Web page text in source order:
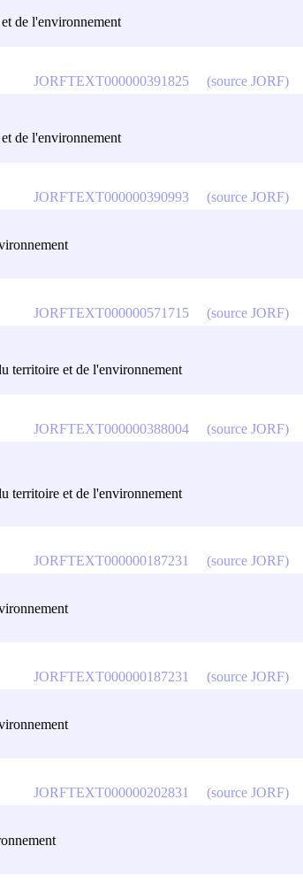
de l'environnement
de l'environnement
JORFTEXT000000391825 (source JORF)
JORFTEXT000000390993 (source JORF)
territoire et de l'environnement
JORFTEXT000000571715 (source JORF)
territoire et de l'environnement
JORFTEXT000000388004 (source JORF)
JORFTEXT000000187231 (source JORF)
JORFTEXT000000187231 (source JORF)
JORFTEXT000000202831 (source JORF)